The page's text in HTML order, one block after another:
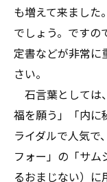
も増えて来ました
でしょう。ですの
定書などが非常に
さい。
石言葉としては
福を願う」「内に
ライダルで人気で
フォー」の「サ
るおまじない）に